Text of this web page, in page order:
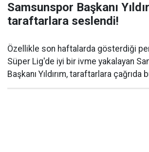
Samsunspor Başkanı
taraftarlara seslendi!
Özellikle son haftalarda gösterdiği
Süper Lig'de iyi bir ivme yakalayan
Başkanı Yıldırım, taraftarlara çağrıda